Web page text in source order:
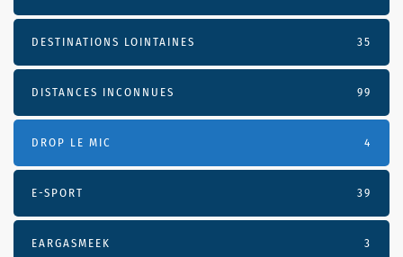
DESTINATIONS LOINTAINES 35
DISTANCES INCONNUES 99
DROP LE MIC 4
E-SPORT 39
EARGASMEEK 3